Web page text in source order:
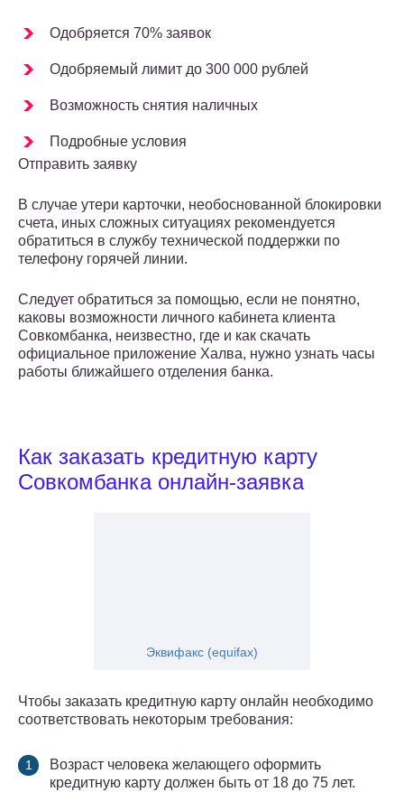
Одобряется 70% заявок
Одобряемый лимит до 300 000 рублей
Возможность снятия наличных
Подробные условия
Отправить заявку
В случае утери карточки, необоснованной блокировки
счета, иных сложных ситуациях рекомендуется
обратиться в службу технической поддержки по
телефону горячей линии.
Следует обратиться за помощью, если не понятно,
каковы возможности личного кабинета клиента
Совкомбанка, неизвестно, где и как скачать
официальное приложение Халва, нужно узнать часы
работы ближайшего отделения банка.
Как заказать кредитную карту
Совкомбанка онлайн-заявка
Эквифакс (equifax)
Чтобы заказать кредитную карту онлайн необходимо
соответствовать некоторым требования:
Возраст человека желающего оформить
кредитную карту должен быть от 18 до 75 лет.